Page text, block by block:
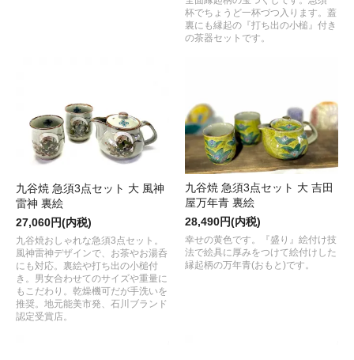
杯でちょうど一杯づつ入ります。蓋
裏にも縁起の『打ち出の小槌』付き
の茶器セットです。
九谷焼 急須3点セット 大 風神
雷神 裏絵
27,060円(内税)
九谷焼おしゃれな急須3点セット。
風神雷神デザインで、お茶やお湯呑
にも対応。裏絵や打ち出の小槌付
き。男女合わせてのサイズや重量に
もこだわり。乾燥機可だが手洗いを
推奨。地元能美市発、石川ブランド
認定受賞店。
九谷焼 急須3点セット 大 吉田
屋万年青 裏絵
28,490円(内税)
幸せの黄色です。『盛り』絵付け技
法で絵具に厚みをつけて絵付けした
縁起柄の万年青(おもと)です。